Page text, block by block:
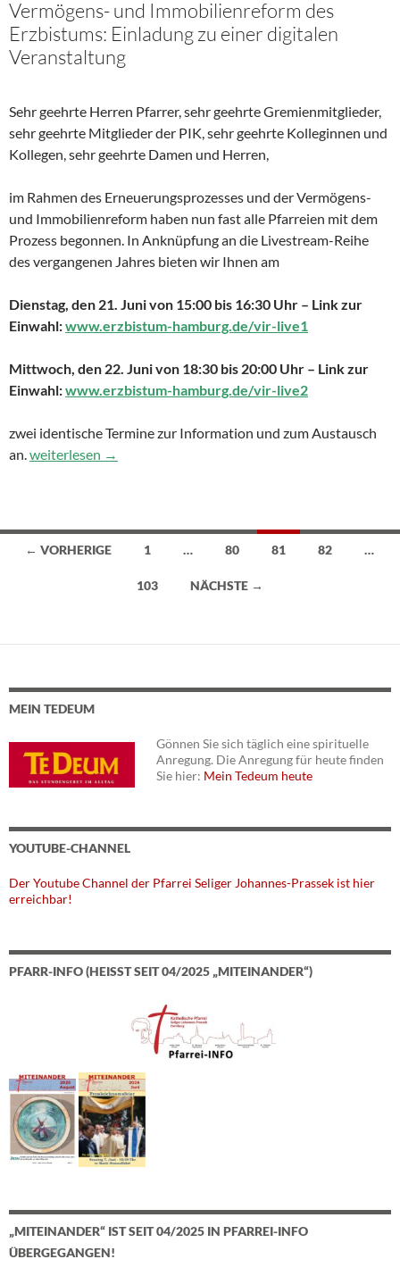
Vermögens- und Immobilienreform des
Erzbistums: Einladung zu einer digitalen
Veranstaltung
Sehr geehrte Herren Pfarrer, sehr geehrte Gremienmitglieder,
sehr geehrte Mitglieder der PIK, sehr geehrte Kolleginnen und
Kollegen, sehr geehrte Damen und Herren,
im Rahmen des Erneuerungsprozesses und der Vermögens-
und Immobilienreform haben nun fast alle Pfarreien mit dem
Prozess begonnen. In Anknüpfung an die Livestream-Reihe
des vergangenen Jahres bieten wir Ihnen am
Dienstag, den 21. Juni von 15:00 bis 16:30 Uhr – Link zur
Einwahl:www.erzbistum-hamburg.de/vir-live1
Mittwoch, den 22. Juni von 18:30 bis 20:00 Uhr – Link zur
Einwahl:www.erzbistum-hamburg.de/vir-live2
zwei identische Termine zur Information und zum Austausch
an.Vermögens- und Immobilienreform des Erzbistums:
weiterlesen →
Beitragsnavigation
← VORHERIGE 1 … 80 81 82 …
103 NÄCHSTE →
MEIN TEDEUM
Gönnen Sie sich täglich eine spirituelle
Anregung. Die Anregung für heute finden
Sie hier: Mein Tedeum heute
YOUTUBE-CHANNEL
Der Youtube Channel der Pfarrei Seliger Johannes-Prassek ist hier
erreichbar!
PFARR-INFO (HEISST SEIT 04/2025 „MITEINANDER“)
„MITEINANDER“ IST SEIT 04/2025 IN PFARREI-INFO
ÜBERGEGANGEN!